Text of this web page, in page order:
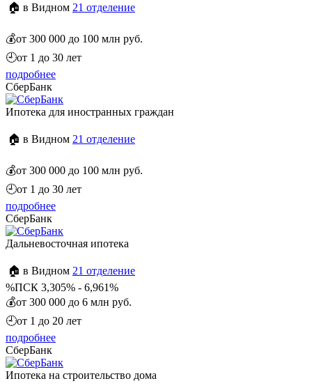
🏠 в Видном 21 отделение
💰от 300 000 до 100 млн руб.
🕘от 1 до 30 лет
подробнее
СберБанк
Ипотека для иностранных граждан
🏠 в Видном 21 отделение
💰от 300 000 до 100 млн руб.
🕘от 1 до 30 лет
подробнее
СберБанк
Дальневосточная ипотека
🏠 в Видном 21 отделение
%ПСК 3,305% - 6,961%
💰от 300 000 до 6 млн руб.
🕘от 1 до 20 лет
подробнее
СберБанк
Ипотека на строительство дома